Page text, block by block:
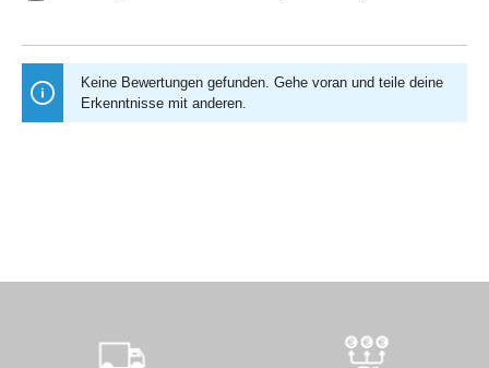
Keine Bewertungen gefunden. Gehe voran und teile deine
Erkenntnisse mit anderen.